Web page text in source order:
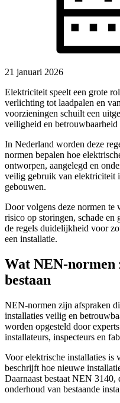
21 januari 2026
Elektriciteit speelt een grote
verlichting tot laadpalen en
voorzieningen schuilt een
veiligheid en betrouwbaarheid
In Nederland worden deze
normen bepalen hoe
ontworpen, aangelegd en
veilig gebruik van elektriciteit
gebouwen.
Door volgens deze normen te
risico op storingen, schade en
de regels duidelijkheid voor
een installatie.
Wat NEN-normen
bestaan
NEN-normen zijn afspraken
installaties veilig en
worden opgesteld door
installateurs, inspecteurs en
Voor elektrische installaties
beschrijft hoe nieuwe
Daarnaast bestaat NEN
onderhoud van bestaande